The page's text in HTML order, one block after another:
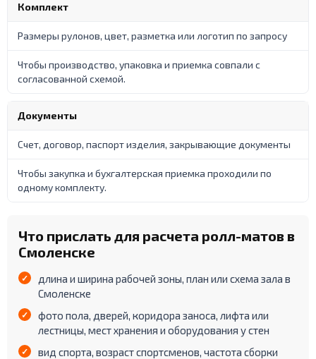
Комплект
Размеры рулонов, цвет, разметка или логотип по запросу
Чтобы производство, упаковка и приемка совпали с
согласованной схемой.
Документы
Счет, договор, паспорт изделия, закрывающие документы
Чтобы закупка и бухгалтерская приемка проходили по
одному комплекту.
Что прислать для расчета ролл-матов в
Смоленске
длина и ширина рабочей зоны, план или схема зала в
Смоленске
фото пола, дверей, коридора заноса, лифта или
лестницы, мест хранения и оборудования у стен
вид спорта, возраст спортсменов, частота сборки